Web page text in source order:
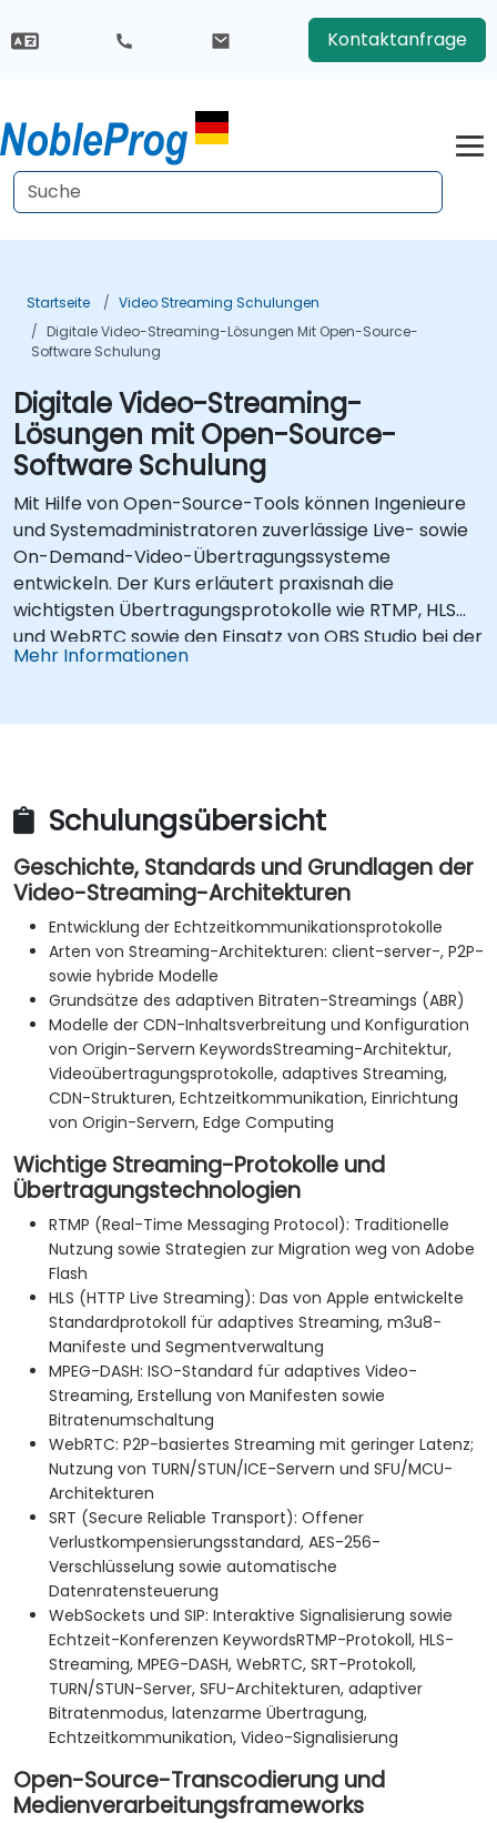
Kontaktanfrage
Startseite
Video Streaming Schulungen
Digitale Video-Streaming-Lösungen Mit Open-Source-
Software Schulung
Digitale Video-Streaming-
Lösungen mit Open-Source-
Software Schulung
Mit Hilfe von Open-Source-Tools können Ingenieure
und Systemadministratoren zuverlässige Live- sowie
On-Demand-Video-Übertragungssysteme
entwickeln. Der Kurs erläutert praxisnah die
wichtigsten Übertragungsprotokolle wie RTMP, HLS
und WebRTC sowie den Einsatz von OBS Studio bei der
Videoerstellung und skalierbaren Serverumgebungen
Mehr Informationen
Schulungsübersicht
Geschichte, Standards und Grundlagen der
Video-Streaming-Architekturen
Entwicklung der Echtzeitkommunikationsprotokolle
Arten von Streaming-Architekturen: client-server-, P2P-
sowie hybride Modelle
Grundsätze des adaptiven Bitraten-Streamings (ABR)
Modelle der CDN-Inhaltsverbreitung und Konfiguration
von Origin-Servern KeywordsStreaming-Architektur,
Videoübertragungsprotokolle, adaptives Streaming,
CDN-Strukturen, Echtzeitkommunikation, Einrichtung
von Origin-Servern, Edge Computing
Wichtige Streaming-Protokolle und
Übertragungstechnologien
RTMP (Real-Time Messaging Protocol): Traditionelle
Nutzung sowie Strategien zur Migration weg von Adobe
Flash
HLS (HTTP Live Streaming): Das von Apple entwickelte
Standardprotokoll für adaptives Streaming, m3u8-
Manifeste und Segmentverwaltung
MPEG-DASH: ISO-Standard für adaptives Video-
Streaming, Erstellung von Manifesten sowie
Bitratenumschaltung
WebRTC: P2P-basiertes Streaming mit geringer Latenz;
Nutzung von TURN/STUN/ICE-Servern und SFU/MCU-
Architekturen
SRT (Secure Reliable Transport): Offener
Verlustkompensierungsstandard, AES-256-
Verschlüsselung sowie automatische
Datenratensteuerung
WebSockets und SIP: Interaktive Signalisierung sowie
Echtzeit-Konferenzen KeywordsRTMP-Protokoll, HLS-
Streaming, MPEG-DASH, WebRTC, SRT-Protokoll,
TURN/STUN-Server, SFU-Architekturen, adaptiver
Bitratenmodus, latenzarme Übertragung,
Echtzeitkommunikation, Video-Signalisierung
Open-Source-Transcodierung und
Medienverarbeitungsframeworks